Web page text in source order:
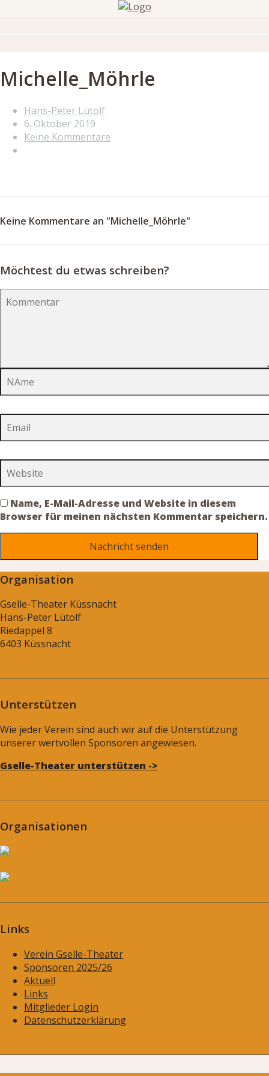
Michelle_Möhrle
Hans-Peter Lütolf
6. Oktober 2019
Keine Kommentare
Keine Kommentare an "Michelle_Möhrle"
Möchtest du etwas schreiben?
Name, E-Mail-Adresse und Website in diesem
Browser für meinen nächsten Kommentar speichern.
Organisation
Gselle-Theater Küssnacht
Hans-Peter Lütolf
Riedappel 8
6403 Küssnacht
Unterstützen
Wie jeder Verein sind auch wir auf die Unterstützung
unserer wertvollen Sponsoren angewiesen.
Gselle-Theater unterstützen ->
Organisationen
Links
Verein Gselle-Theater
Sponsoren 2025/26
Aktuell
Links
Mitglieder Login
Datenschutzerklärung